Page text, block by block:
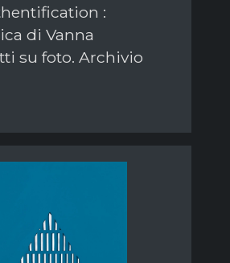
:
di Vanna
su foto. Archivio